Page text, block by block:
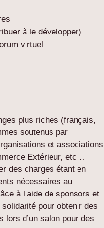
à le développer)
virtuel
plus riches (français,
soutenus par
et associations
Extérieur, etc…
des charges étant en
nécessaires au
à l’aide de sponsors et
solidarité pour obtenir des
lors d’un salon pour des